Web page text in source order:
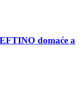
domaće a